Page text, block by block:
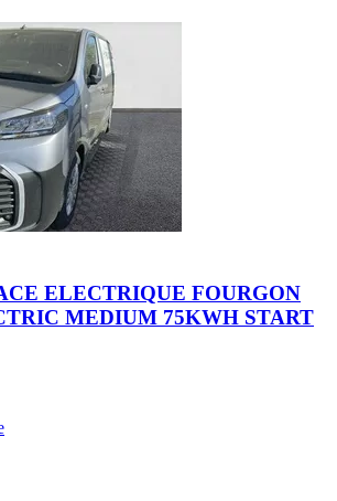
ELECTRIQUE FOURGON
MEDIUM 75KWH START